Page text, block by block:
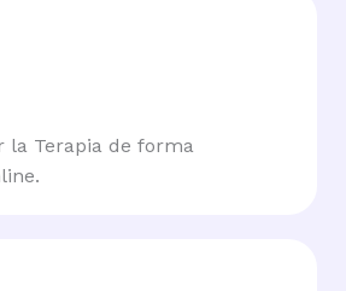
la Terapia de forma